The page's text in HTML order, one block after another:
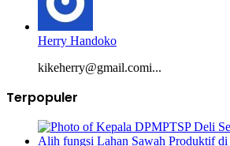
Herry Handoko
kikeherry@gmail.comi...
Terpopuler